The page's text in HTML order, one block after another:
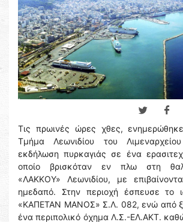
Τις πρωινές ώρες χθες,
Τμήμα Λεωνιδίου του
εκδήλωση πυρκαγιάς σε ένα
οποίο βρισκόταν εν πλω στη
«ΛΑΚΚΟΥ» Λεωνιδίου, με
ημεδαπό. Στην περιοχή έσπευσε το
«ΚΑΠΕΤΑΝ ΜΑΝΟΣ» Σ.Λ. 082, ενώ από
ένα περιπολικό όχημα Λ.Σ.-ΕΛ.ΑΚΤ.